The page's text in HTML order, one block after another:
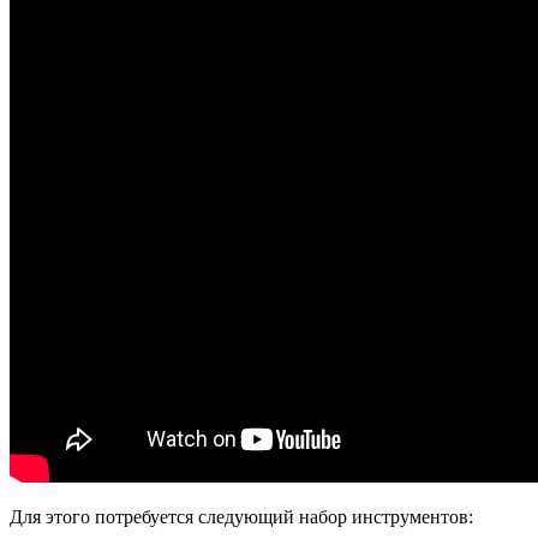
Для этого потребуется следующий набор инструментов: